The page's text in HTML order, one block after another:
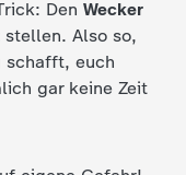
Den Wecker
stellen. Also so,
schafft, euch
gar keine Zeit